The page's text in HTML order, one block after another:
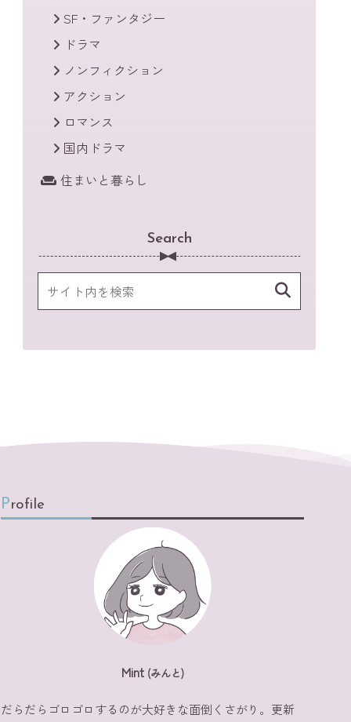
SF・ファンタジー
ドラマ
ノンフィクション
アクション
ロマンス
国内ドラマ
住まいと暮らし
Search
Profile
Mint (みんと)
だらだらゴロゴロするのが大好きな面倒くさがり。更新